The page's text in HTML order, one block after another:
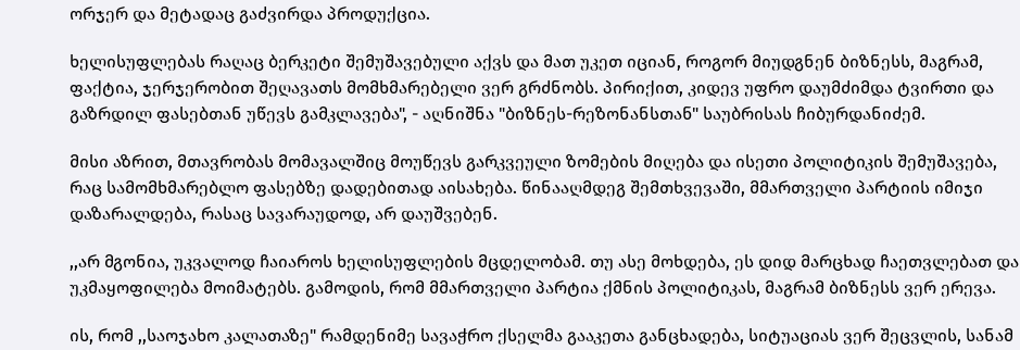
ორჯერ და მეტადაც გაძვირდა პროდუქცია.
ხელისუფლებას რაღაც ბერკეტი შემუშავებული აქვს და მათ უკეთ იციან, როგორ მიუდგნენ ბიზნესს, მაგრამ,
ფაქტია, ჯერჯერობით შეღავათს მომხმარებელი ვერ გრძნობს. პირიქით, კიდევ უფრო დაუმძიმდა ტვირთი და
გაზრდილ ფასებთან უწევს გამკლავება", - აღნიშნა "ბიზნეს-რეზონანსთან" საუბრისას ჩიბურდანიძემ.
მისი აზრით, მთავრობას მომავალშიც მოუწევს გარკვეული ზომების მიღება და ისეთი პოლიტიკის შემუშავება,
რაც სამომხმარებლო ფასებზე დადებითად აისახება. წინააღმდეგ შემთხვევაში, მმართველი პარტიის იმიჯი
დაზარალდება, რასაც სავარაუდოდ, არ დაუშვებენ.
,,არ მგონია, უკვალოდ ჩაიაროს ხელისუფლების მცდელობამ. თუ ასე მოხდება, ეს დიდ მარცხად ჩაეთვლებათ და
უკმაყოფილება მოიმატებს. გამოდის, რომ მმართველი პარტია ქმნის პოლიტიკას, მაგრამ ბიზნესს ვერ ერევა.
ის, რომ ,,საოჯახო კალათაზე" რამდენიმე სავაჭრო ქსელმა გააკეთა განცხადება, სიტუაციას ვერ შეცვლის, სანამ